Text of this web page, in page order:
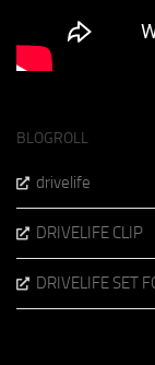
BLOGROLL
drivelife
DRIVELIFE CLIP
DRIVELIFE SET